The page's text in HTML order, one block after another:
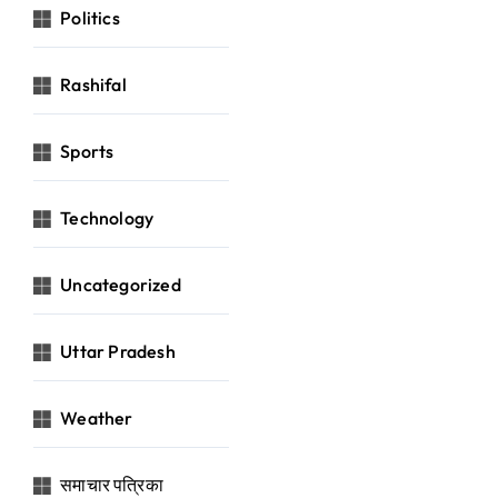
Politics
Rashifal
Sports
Technology
Uncategorized
Uttar Pradesh
Weather
समाचार पत्रिका